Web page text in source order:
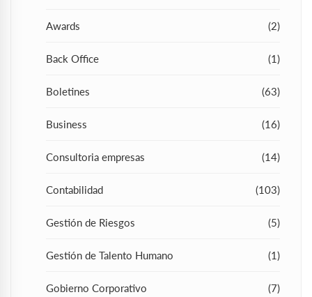
Awards (2)
Back Office (1)
Boletines (63)
Business (16)
Consultoria empresas (14)
Contabilidad (103)
Gestión de Riesgos (5)
Gestión de Talento Humano (1)
Gobierno Corporativo (7)